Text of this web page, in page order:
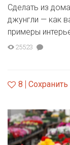
Сделать из
джунгли — как
примеры
25523
8